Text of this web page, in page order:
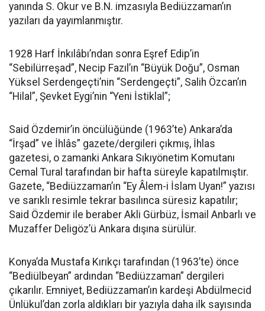
yanında S. Okur ve B.N. imzasıyla Bediüzzaman’ın
yazıları da yayımlanmıştır.
1928 Harf İnkılâbı’ndan sonra Eşref Edip’in
“Sebilürreşad”, Necip Fazıl’ın “Büyük Doğu”, Osman
Yüksel Serdengeçti’nin “Serdengeçti”, Salih Özcan’ın
“Hilal”, Şevket Eygi’nin “Yeni İstiklal”;
Said Özdemir’in öncülüğünde (1963’te) Ankara’da
“İrşad” ve İhlâs” gazete/dergileri çıkmış, İhlas
gazetesi, o zamanki Ankara Sıkıyönetim Komutanı
Cemal Tural tarafından bir hafta süreyle kapatılmıştır.
Gazete, “Bediüzzaman’ın “Ey Âlem-i İslam Uyan!” yazısı
ve sarıklı resimle tekrar basılınca süresiz kapatılır;
Said Özdemir ile beraber Akli Gürbüz, İsmail Anbarlı ve
Muzaffer Deligöz’ü Ankara dışına sürülür.
Konya’da Mustafa Kırıkçı tarafından (1963’te) önce
“Bediülbeyan” ardından “Bediüzzaman” dergileri
çıkarılır. Emniyet, Bediüzzaman’ın kardeşi Abdülmecid
Ünlükul’dan zorla aldıkları bir yazıyla daha ilk sayısında